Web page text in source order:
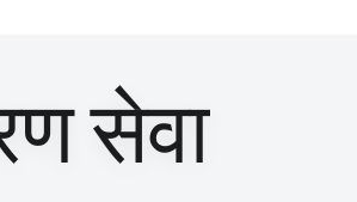
सेवा